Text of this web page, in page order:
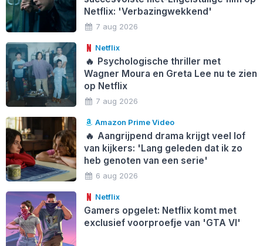
Netflix: 'Verbazingwekkend'
7 aug 2026
Netflix
🔥 Psychologische thriller met
Wagner Moura en Greta Lee nu te zien
op Netflix
7 aug 2026
Amazon Prime Video
🔥 Aangrijpend drama krijgt veel lof
van kijkers: 'Lang geleden dat ik zo
heb genoten van een serie'
6 aug 2026
Netflix
Gamers opgelet: Netflix komt met
exclusief voorproefje van 'GTA VI'